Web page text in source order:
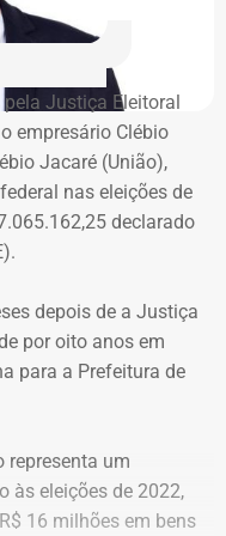
de sofrer quatro
O objetivo da
uma função social
das famílias. Desde
Só o que falta
Queremos fazer
foi cumprido”
do Rio de Janeiro
e lembrou
direito à moradia com
tudo. Quando um
ou
o que já é
Justiça Eleitoral
empresário Clébio
Jacaré (União),
nas eleições de
declarado
depois de a Justiça
por oito anos em
para a Prefeitura de
representa um
às eleições de 2022,
16 milhões em bens